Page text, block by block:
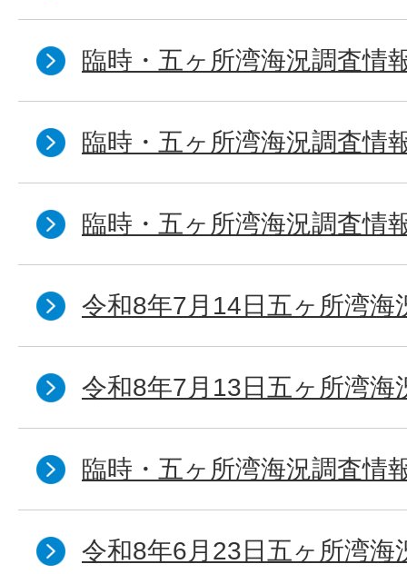
臨時・五ヶ所湾海況調査情
臨時・五ヶ所湾海況調査情
臨時・五ヶ所湾海況調査情
令和8年7月14日五ヶ所湾海
令和8年7月13日五ヶ所湾海
臨時・五ヶ所湾海況調査情
令和8年6月23日五ヶ所湾海